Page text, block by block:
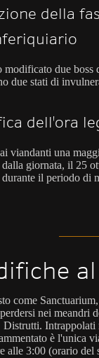
della
modificato due boss
due stati di
dell'ora
viandanti una
giornata, il 25
il periodo di
come
nei meandri
Distrutti.
è l'unica
alle 3:00 (orario del